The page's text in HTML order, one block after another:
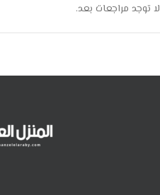
لا توجد مراجعات بعد.